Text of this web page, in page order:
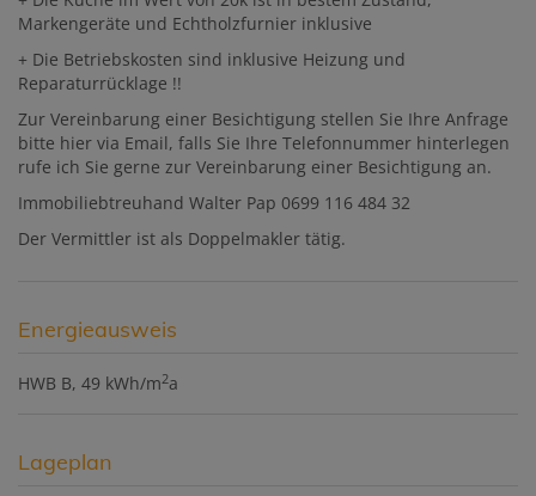
Markengeräte und Echtholzfurnier inklusive
+ Die Betriebskosten sind inklusive Heizung und
Reparaturrücklage !!
Zur Vereinbarung einer Besichtigung stellen Sie Ihre Anfrage
bitte hier via Email, falls Sie Ihre Telefonnummer hinterlegen
rufe ich Sie gerne zur Vereinbarung einer Besichtigung an.
Immobiliebtreuhand Walter Pap 0699 116 484 32
Der Vermittler ist als Doppelmakler tätig.
Energieausweis
HWB B, 49 kWh/m2a
Lageplan